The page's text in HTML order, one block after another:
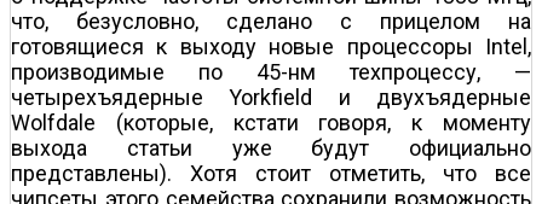
что, безусловно, сделано с прицелом на
готовящиеся к выходу новые процессоры Intel,
производимые по 45-нм техпроцессу, —
четырехъядерные Yorkfield и двухъядерные
Wolfdale (которые, кстати говоря, к моменту
выхода статьи уже будут официально
представлены). Хотя стоит отметить, что все
чипсеты этого семейства сохранили возможность